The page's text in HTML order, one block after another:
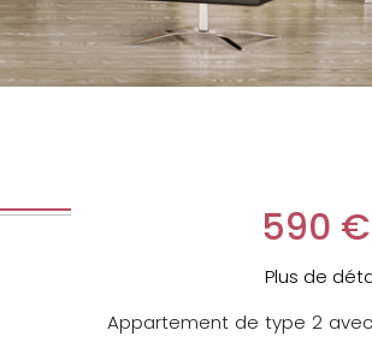
Next 590
Plus de
Appartement de type 2